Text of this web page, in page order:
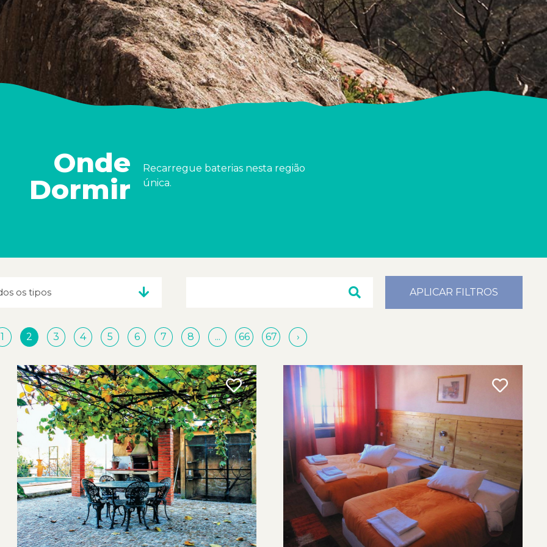
Onde
Dormir
Recarregue baterias nesta região
única.
APLICAR FILTROS
1 2 3 4 5 6 7 8 ... 66 67 ›